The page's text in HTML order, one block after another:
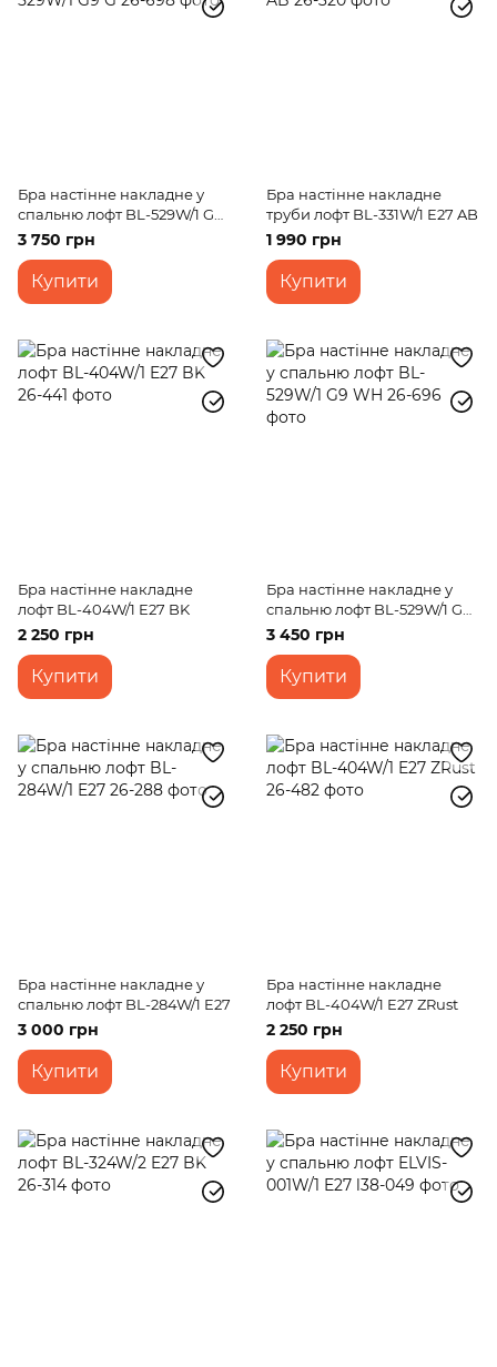
Бра настінне накладне у
спальню лофт BL-529W/1 G9
G
3 750 грн
Купити
Бра настінне накладне
труби лофт BL-331W/1 E27 AB
1 990 грн
Купити
Бра настінне накладне
лофт BL-404W/1 E27 BK
2 250 грн
Купити
Бра настінне накладне у
спальню лофт BL-529W/1 G9
WH
3 450 грн
Купити
Бра настінне накладне у
спальню лофт BL-284W/1 E27
3 000 грн
Купити
Бра настінне накладне
лофт BL-404W/1 E27 ZRust
2 250 грн
Купити